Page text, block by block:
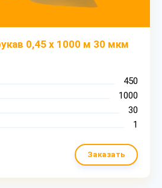
0,45 х 1000 м 30 мкм
450
1000
30
1
Заказать